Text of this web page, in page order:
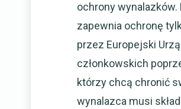
ochrony
zapewnia ochronę
przez Europejski
członkowskich
którzy chcą chronić
wynalazca musi